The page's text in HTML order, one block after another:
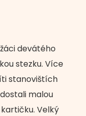
devátého
stezku. Více
stanovištích
malou
Velký